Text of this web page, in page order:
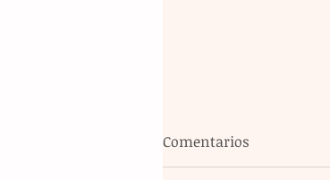
Comentarios